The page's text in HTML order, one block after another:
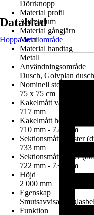
Dörrknopp
Material profil
Aluminium
Material gångjärn
Metall
Material handtag
Metall
Användningsområde
Dusch, Golvplan dusch
Nominell storlek i cm
75 x 75 cm
Kakelmått vänster
717 mm
Kakelmått höger
710 mm - 724 mm
Sektionsmått vänster
733 mm
Sektionsmått höger
722 mm - 736 mm
Höjd
2 000 mm
Egenskap
Smutsavvisande
Funktion
Datablad
Hoppa över område